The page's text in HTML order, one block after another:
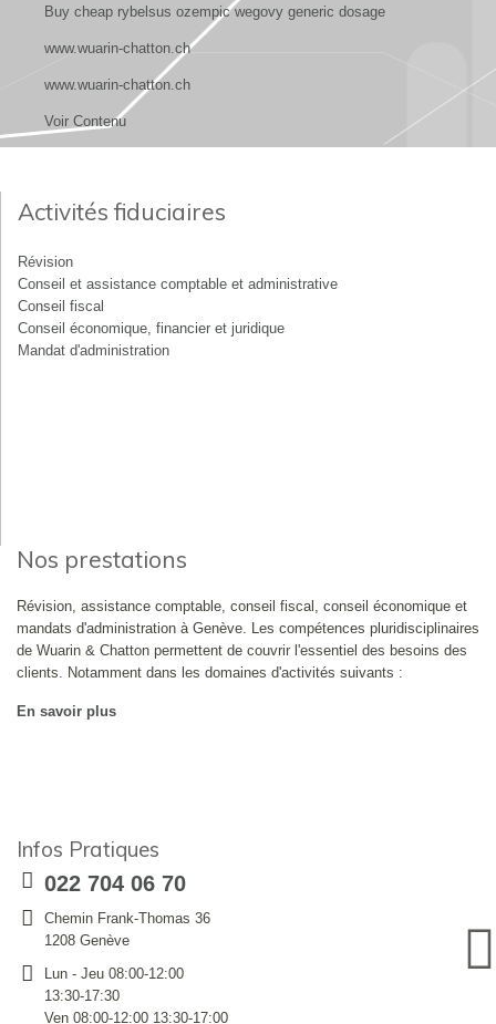
Buy cheap rybelsus ozempic wegovy generic dosage
www.wuarin-chatton.ch
www.wuarin-chatton.ch
Voir Contenu
Activités fiduciaires
Révision
Conseil et assistance comptable et administrative
Conseil fiscal
Conseil économique, financier et juridique
Mandat d'administration
Nos prestations
Révision, assistance comptable, conseil fiscal, conseil économique et
mandats d'administration à Genève. Les compétences pluridisciplinaires
de Wuarin & Chatton permettent de couvrir l'essentiel des besoins des
clients. Notamment dans les domaines d'activités suivants :
En savoir plus
Infos Pratiques
022 704 06 70
Chemin Frank-Thomas 36
1208 Genève
Lun - Jeu 08:00-12:00
13:30-17:30
Ven 08:00-12:00 13:30-17:00